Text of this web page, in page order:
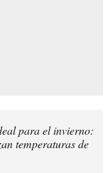
para el invierno:
temperaturas de